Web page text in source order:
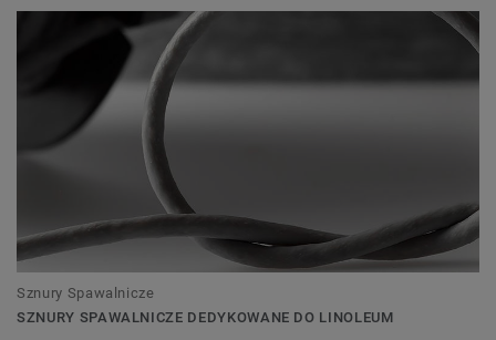
Sznury Spawalnicze
SZNURY SPAWALNICZE DEDYKOWANE DO LINOLEUM